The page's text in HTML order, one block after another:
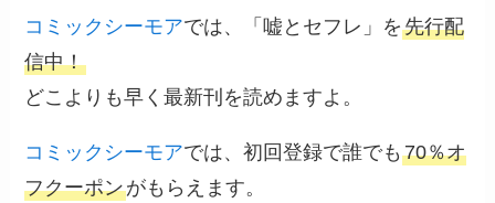
コミックシーモアでは、「嘘とセフレ」を先行配
信中！
どこよりも早く最新刊を読めますよ。
コミックシーモアでは、初回登録で誰でも70％オ
フクーポンがもらえます。